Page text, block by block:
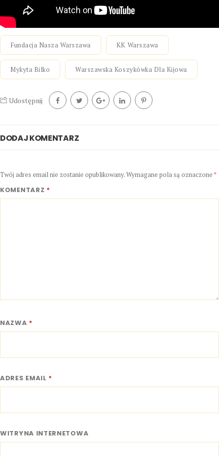
Fundacja Nasza Warszawa KK Warszawa
Mykyta Bilko Warszawska Koszykówka Dla Kijowa
Udostępnij
DODAJ KOMENTARZ
Twój adres email nie zostanie opublikowany.Wymagane pola są oznaczone*
KOMENTARZ *
NAZWA *
ADRES EMAIL *
WITRYNA INTERNETOWA